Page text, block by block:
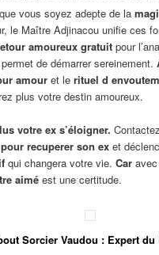
vous soyez adepte de la
le Maître Adjinacou unifie ces
amoureux gratuit pour
de démarrer sereinement.
amour et lerituel d
plus votre destin amoureux.
votre ex s’éloigner.
recuperer son ex et
qui changera votre vie.Car
aimé est une certitude.
Sorcier Vaudou : Expert du